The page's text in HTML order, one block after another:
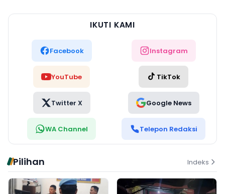
IKUTI KAMI
Facebook Instagram
YouTube TikTok
Twitter X Google News
WA Channel Telepon Redaksi
Pilihan Indeks